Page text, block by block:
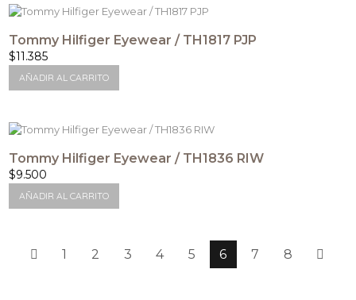
Tommy Hilfiger Eyewear / TH1817 PJP
$11.385
AÑADIR AL CARRITO
Tommy Hilfiger Eyewear / TH1836 RIW
$9.500
AÑADIR AL CARRITO
1 2 3 4 5 6 7 8